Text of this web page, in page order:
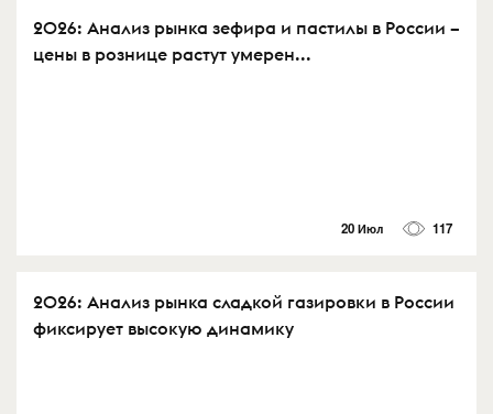
2026: Анализ рынка зефира и пастилы в России –
цены в рознице растут умерен...
20 Июл 117
2026: Анализ рынка сладкой газировки в России
фиксирует высокую динамику